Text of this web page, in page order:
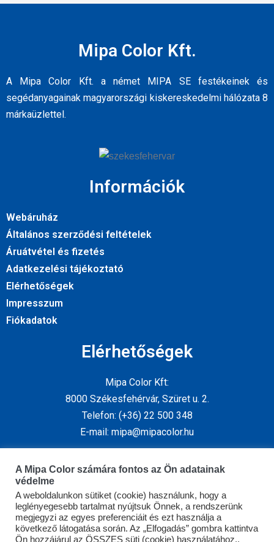
Mipa Color Kft.
A Mipa Color Kft. a német MIPA SE festékeinek és
segédanyagainak magyarországi kiskereskedelmi hálózata 8
márkaüzlettel.
Információk
Webáruház
Általános szerződési feltételek
Áruátvétel és fizetés
Adatkezelési tájékoztató
Elérhetőségek
Impresszum
Fiókadatok
Elérhetőségek
Mipa Color Kft:
8000 Székesfehérvár, Szüret u. 2.
Telefon: (+36) 22 500 348
E-mail: mipa@mipacolor.hu
Kövess minket
A Mipa Color számára fontos az Ön adatainak
védelme
A weboldalunkon sütiket (cookie) használunk, hogy a
leglényegesebb tartalmat nyújtsuk Önnek, a rendszerünk
megjegyzi az egyes preferenciáit és ezt használja a
következő látogatása során. Az „Elfogadás” gombra kattintva
Ön hozzájárul az ÖSSZES süti (cookie) használatához..